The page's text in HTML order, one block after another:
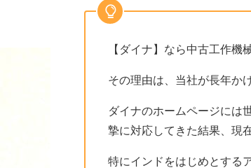
【ダイナ】なら中古工作機
その理由は、当社が長年か
ダイナのホームページには
摯に対応してきた結果、現
特にインドをはじめとする